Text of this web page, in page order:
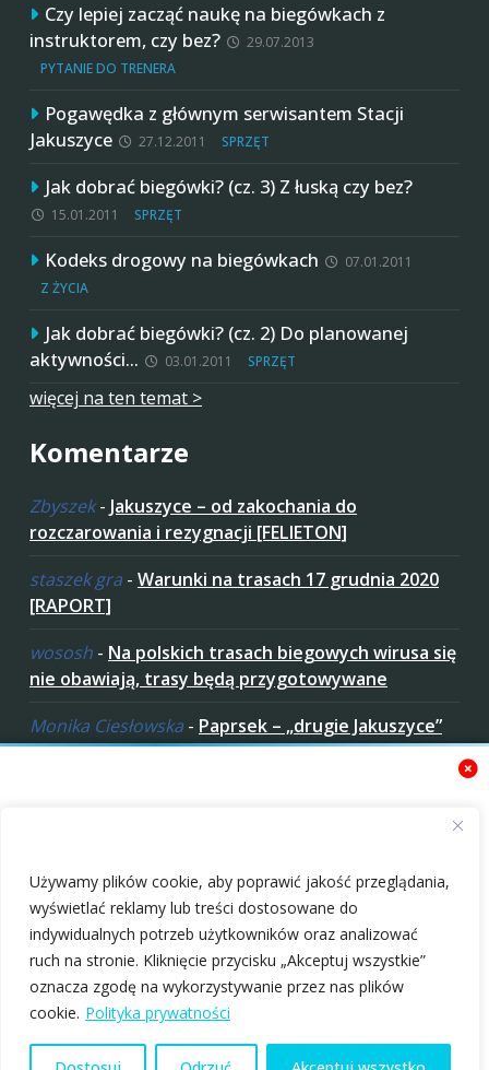
Używamy plików cookie, aby poprawić jakość przeglądania,
wyświetlać reklamy lub treści dostosowane do
indywidualnych potrzeb użytkowników oraz analizować
ruch na stronie. Kliknięcie przycisku „Akceptuj wszystkie”
oznacza zgodę na wykorzystywanie przez nas plików
cookie. Polityka prywatności
Look great, feel safe.
Gogle na biegówki
czeskiej firmy Relax
Buty Spine Technic
klasycznej [TEST]
Czy lepiej zacząć naukę na biegówkach z
instruktorem, czy bez?
29.07.2013
PYTANIE DO TRENERA
Pogawędka z głównym serwisantem Stacji
Jakuszyce
27.12.2011 SPRZĘT
Jak dobrać biegówki? (cz. 3) Z łuską czy bez?
15.01.2011 SPRZĘT
Kodeks drogowy na biegówkach
07.01.2011
Z ŻYCIA
Jak dobrać biegówki? (cz. 2) Do planowanej
aktywności…
03.01.2011 SPRZĘT
więcej na ten temat >
Komentarze
Zbyszek- Jakuszyce – od zakochania do
rozczarowania i rezygnacji [FELIETON]
staszek gra - Warunki na trasach 17 grudnia 2020
[RAPORT]
wososh - Na polskich trasach biegowych wirusa się
nie obawiają, trasy będą przygotowywane
Monika Ciesłowska - Paprsek – „drugie Jakuszyce”
w „czeskich Bieszczadach”
Copyright © 2010-2026 nabiegowkach.pl
O Nas Regulamin Patronaty
Polityka Prywatności